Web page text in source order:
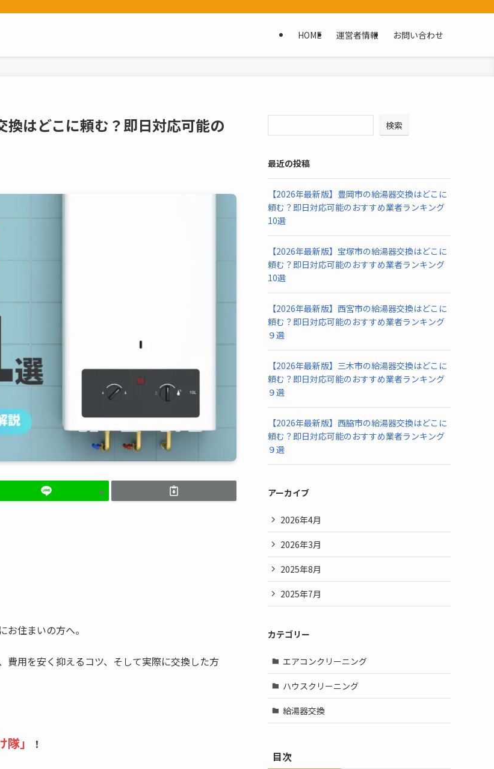
HOME 運営者情報 お問い合わせ
換はどこに頼む？即日対応可能の
お住まいの方へ。
用を安く抑えるコツ、そして実際に交換した方
隊」 ！
検索
最近の投稿
【2026年最新版】豊岡市の給湯器交換はどこに
頼む？即日対応可能のおすすめ業者ランキング
10選
【2026年最新版】宝塚市の給湯器交換はどこに
頼む？即日対応可能のおすすめ業者ランキング
10選
【2026年最新版】西宮市の給湯器交換はどこに
頼む？即日対応可能のおすすめ業者ランキング
９選
【2026年最新版】三木市の給湯器交換はどこに
頼む？即日対応可能のおすすめ業者ランキング
９選
【2026年最新版】西脇市の給湯器交換はどこに
頼む？即日対応可能のおすすめ業者ランキング
９選
アーカイブ
2026年4月
2026年3月
2025年8月
2025年7月
カテゴリー
エアコンクリーニング
ハウスクリーニング
給湯器交換
目次